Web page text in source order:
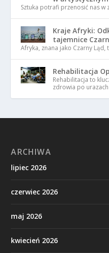
Sztuka potrafi przenosić nas w
Kraje Afryki:
tajemnice
Afryka, znana jako Czarny
Rehabilitacja
Rehabilitacja to
zdrowia po
ARCHIWA
lipiec 2026
czerwiec 2026
maj 2026
kwiecień 2026